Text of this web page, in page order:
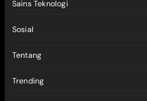
Sains Teknologi
Sosial
Tentang
Trending